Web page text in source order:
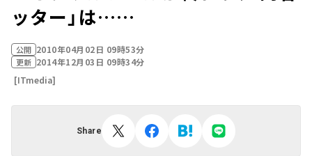
ッター」は……
公開 2010年04月02日 09時53分
更新 2014年12月03日 09時34分
[ITmedia]
Share